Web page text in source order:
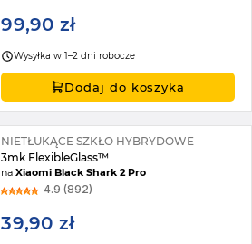
99,90 zł
Wysyłka w 1–2 dni robocze
Dodaj do koszyka
NIETŁUKĄCE SZKŁO HYBRYDOWE
3mk FlexibleGlass™
naXiaomi Black Shark 2 Pro
4.9 (892)
39,90 zł